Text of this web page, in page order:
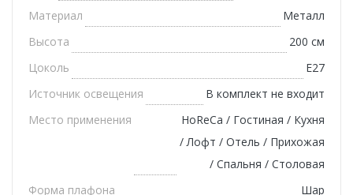
Материал
Металл
Высота
200 см
Цоколь
E27
Источник освещения
В комплект не входит
Место применения
HoReCa / Гостиная / Кухня
/ Лофт / Отель / Прихожая
/ Спальня / Столовая
Форма плафона
Шар